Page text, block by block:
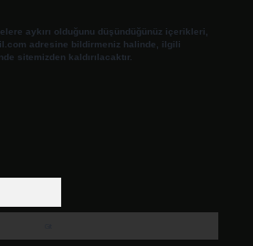
aykırı olduğunu düşündüğünüz içerikleri,
adresine bildirmeniz halinde, ilgili
sitemizden kaldırılacaktır.